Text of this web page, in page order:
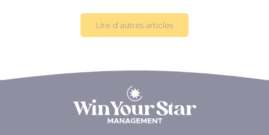
Lire d’autres articles